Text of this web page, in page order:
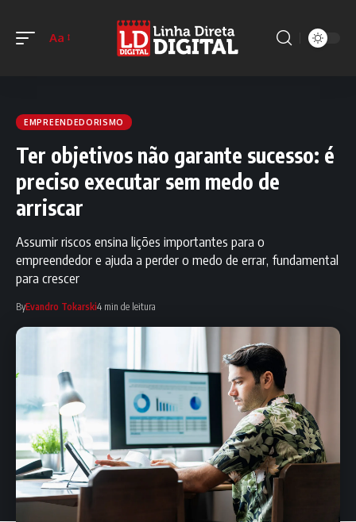
Aa
EMPREENDEDORISMO
Ter objetivos não garante sucesso: é
preciso executar sem medo de
arriscar
Assumir riscos ensina lições importantes para o
empreendedor e ajuda a perder o medo de errar, fundamental
para crescer
ByEvandro Tokarski4 min de leitura